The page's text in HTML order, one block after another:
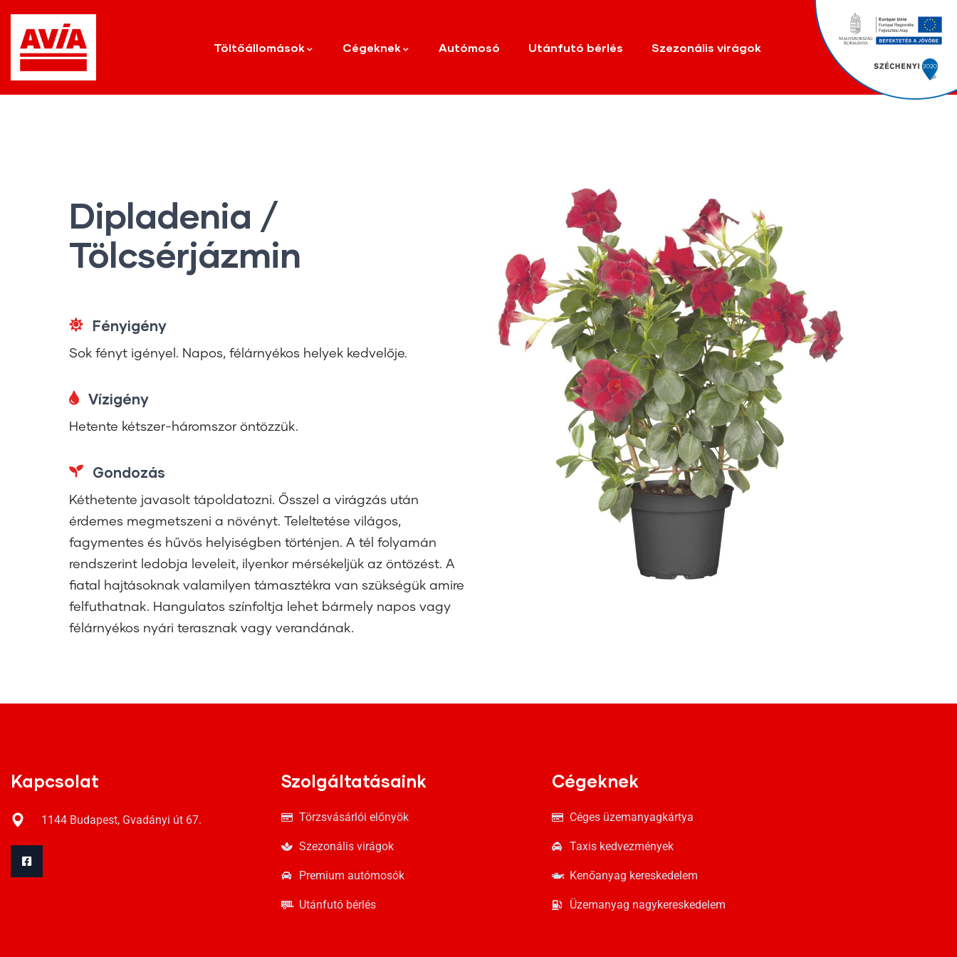
Töltőállomások Cégeknek Autómosó Utánfutó bérlés Szezonális virágok
Dipladenia /
Tölcsérjázmin
Fényigény
Sok fényt igényel. Napos, félárnyékos helyek kedvelője.
Vízigény
Hetente kétszer-háromszor öntözzük.
Gondozás
Kéthetente javasolt tápoldatozni. Ősszel a virágzás után
érdemes megmetszeni a növényt. Teleltetése világos,
fagymentes és hűvös helyiségben történjen. A tél folyamán
rendszerint ledobja leveleit, ilyenkor mérsékeljük az öntözést. A
fiatal hajtásoknak valamilyen támasztékra van szükségük amire
felfuthatnak. Hangulatos színfoltja lehet bármely napos vagy
félárnyékos nyári terasznak vagy verandának.
Kapcsolat
1144 Budapest, Gvadányi út 67.
Szolgáltatásaink
Törzsvásárlói előnyök
Szezonális virágok
Premium autómosók
Utánfutó bérlés
Cégeknek
Céges üzemanyagkártya
Taxis kedvezmények
Kenőanyag kereskedelem
Üzemanyag nagykereskedelem